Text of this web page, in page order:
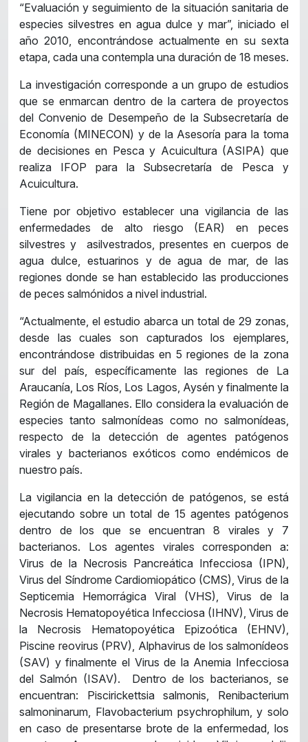
“Evaluación y seguimiento de la situación sanitaria de
especies silvestres en agua dulce y mar”, iniciado el
año 2010, encontrándose actualmente en su sexta
etapa, cada una contempla una duración de 18 meses.
La investigación corresponde a un grupo de estudios
que se enmarcan dentro de la cartera de proyectos
del Convenio de Desempeño de la Subsecretaría de
Economía (MINECON) y de la Asesoría para la toma
de decisiones en Pesca y Acuicultura (ASIPA) que
realiza IFOP para la Subsecretaría de Pesca y
Acuicultura.
Tiene por objetivo establecer una vigilancia de las
enfermedades de alto riesgo (EAR) en peces
silvestres y asilvestrados, presentes en cuerpos de
agua dulce, estuarinos y de agua de mar, de las
regiones donde se han establecido las producciones
de peces salmónidos a nivel industrial.
“Actualmente, el estudio abarca un total de 29 zonas,
desde las cuales son capturados los ejemplares,
encontrándose distribuidas en 5 regiones de la zona
sur del país, específicamente las regiones de La
Araucanía, Los Ríos, Los Lagos, Aysén y finalmente la
Región de Magallanes. Ello considera la evaluación de
especies tanto salmonídeas como no salmonídeas,
respecto de la detección de agentes patógenos
virales y bacterianos exóticos como endémicos de
nuestro país.
La vigilancia en la detección de patógenos, se está
ejecutando sobre un total de 15 agentes patógenos
dentro de los que se encuentran 8 virales y 7
bacterianos. Los agentes virales corresponden a:
Virus de la Necrosis Pancreática Infecciosa (IPN),
Virus del Síndrome Cardiomiopático (CMS), Virus de la
Septicemia Hemorrágica Viral (VHS), Virus de la
Necrosis Hematopoyética Infecciosa (IHNV), Virus de
la Necrosis Hematopoyética Epizoótica (EHNV),
Piscine reovirus (PRV), Alphavirus de los salmonídeos
(SAV) y finalmente el Virus de la Anemia Infecciosa
del Salmón (ISAV). Dentro de los bacterianos, se
encuentran: Piscirickettsia salmonis, Renibacterium
salmoninarum, Flavobacterium psychrophilum, y solo
en caso de presentarse brote de la enfermedad, los